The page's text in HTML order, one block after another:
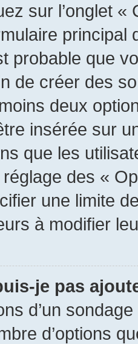
sur l’onglet
principal
probable que
de créer des
deux
insérée sur
que les
des «
une limite
à modifier
je pas
d’un
d’options